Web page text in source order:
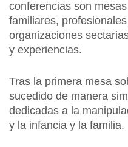
conferencias son
familiares,
organizaciones
y experiencias.
Tras la primera mesa
sucedido de manera
dedicadas a la
y la infancia y la familia.